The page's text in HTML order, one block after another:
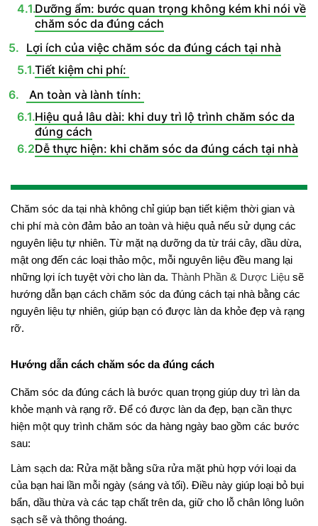
Dưỡng ẩm: bước quan trọng không kém khi nói về
chăm sóc da đúng cách
Lợi ích của việc chăm sóc da đúng cách tại nhà
Tiết kiệm chi phí:
An toàn và lành tính:
Hiệu quả lâu dài: khi duy trì lộ trình chăm sóc da
đúng cách
Dễ thực hiện: khi chăm sóc da đúng cách tại nhà
Chăm sóc da tại nhà không chỉ giúp bạn tiết kiệm thời gian và
chi phí mà còn đảm bảo an toàn và hiệu quả nếu sử dụng các
nguyên liệu tự nhiên. Từ mặt nạ dưỡng da từ trái cây, dầu dừa,
mật ong đến các loại thảo mộc, mỗi nguyên liệu đều mang lại
những lợi ích tuyệt vời cho làn da. Thành Phần & Dược Liệu sẽ
hướng dẫn bạn cách chăm sóc da đúng cách tại nhà bằng các
nguyên liệu tự nhiên, giúp bạn có được làn da khỏe đẹp và rạng
rỡ.
Hướng dẫn cách chăm sóc da đúng cách
Chăm sóc da đúng cách là bước quan trọng giúp duy trì làn da
khỏe mạnh và rạng rỡ. Để có được làn da đẹp, bạn cần thực
hiện một quy trình chăm sóc da hàng ngày bao gồm các bước
sau:
Làm sạch da: Rửa mặt bằng sữa rửa mặt phù hợp với loại da
của bạn hai lần mỗi ngày (sáng và tối). Điều này giúp loại bỏ bụi
bẩn, dầu thừa và các tạp chất trên da, giữ cho lỗ chân lông luôn
sạch sẽ và thông thoáng.